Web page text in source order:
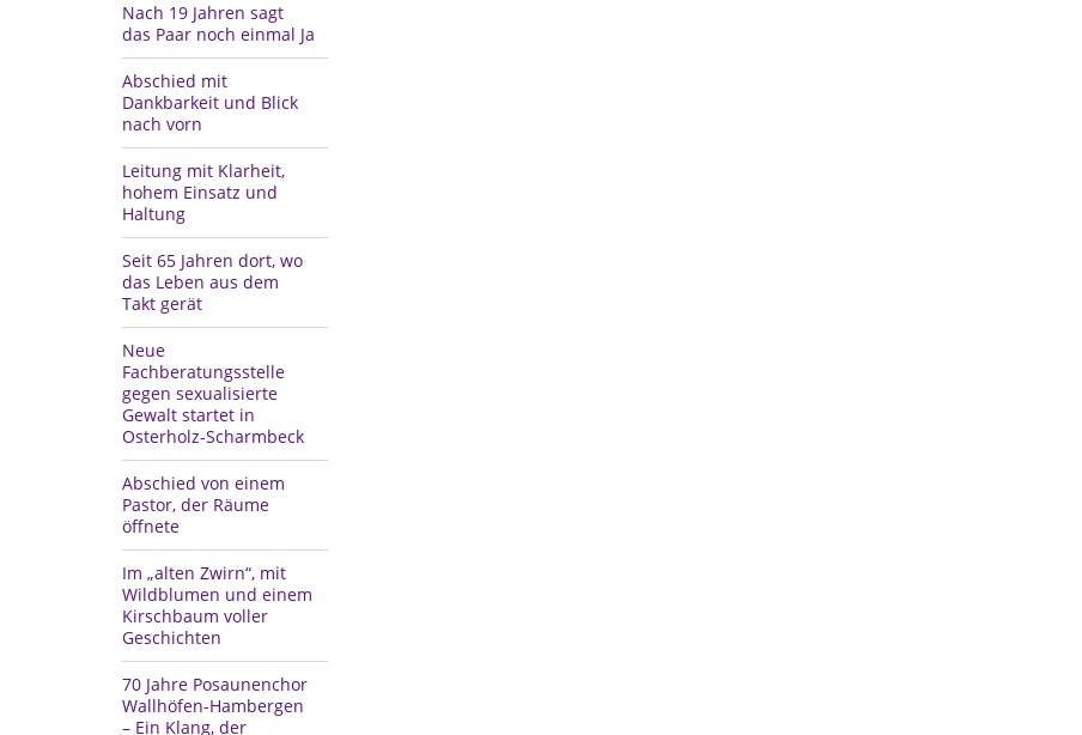
Nach 19 Jahren sagt
das Paar noch einmal Ja
Abschied mit
Dankbarkeit und Blick
nach vorn
Leitung mit Klarheit,
hohem Einsatz und
Haltung
Seit 65 Jahren dort, wo
das Leben aus dem
Takt gerät
Neue
Fachberatungsstelle
gegen sexualisierte
Gewalt startet in
Osterholz-Scharmbeck
Abschied von einem
Pastor, der Räume
öffnete
Im „alten Zwirn“, mit
Wildblumen und einem
Kirschbaum voller
Geschichten
70 Jahre Posaunenchor
Wallhöfen-Hambergen
– Ein Klang, der